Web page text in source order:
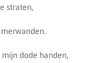
straten,
dode handen,